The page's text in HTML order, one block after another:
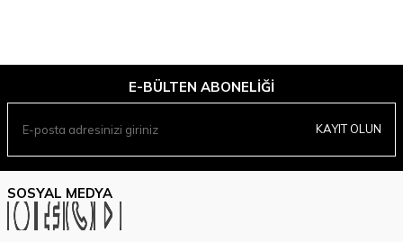
E-BÜLTEN ABONELIĞI
KAYIT OLUN
SOSYAL MEDYA